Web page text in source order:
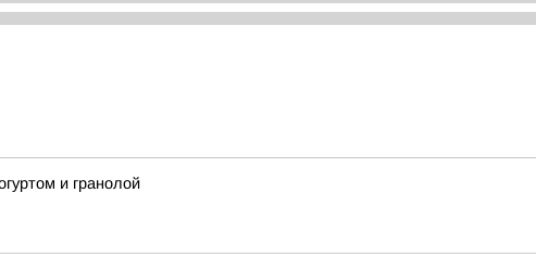
и гранолой